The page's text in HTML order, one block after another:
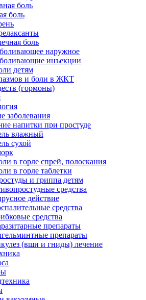
боль
боль
боль
наружное
инъекции
детям
и боли в ЖКТ
(гормоны)
заболевания
напитки при простуде
влажный
сухой
в горле спрей, полоскания
в горле таблетки
и гриппа детям
средства
действие
средства
средства
препараты
препараты
(вши и гниды) лечение